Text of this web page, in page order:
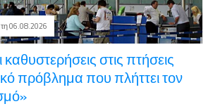
06.08.2026
στις πτήσεις
πρόβλημα που πλήττει τον